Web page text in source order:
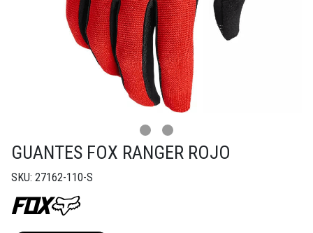
GUANTES FOX RANGER ROJO
SKU: 27162-110-S